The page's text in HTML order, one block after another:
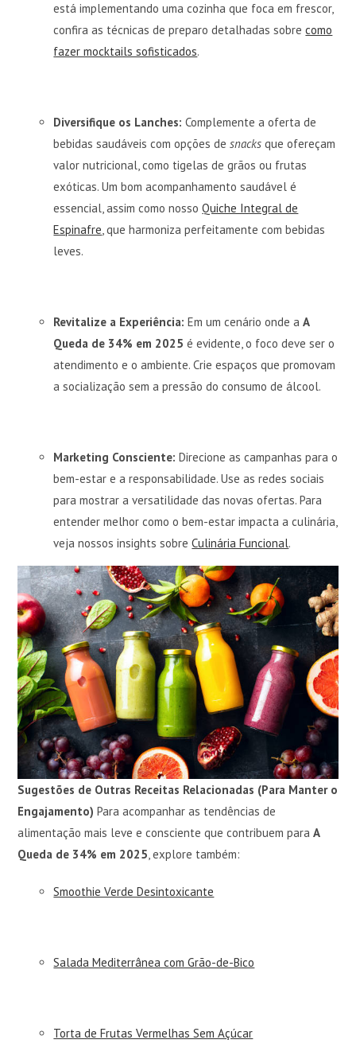
está implementando uma cozinha que foca em frescor,
confira as técnicas de preparo detalhadas sobrecomo
fazer mocktails sofisticados.
Diversifique os Lanches: Complemente a oferta de
bebidas saudáveis com opções desnacks que ofereçam
valor nutricional, como tigelas de grãos ou frutas
exóticas. Um bom acompanhamento saudável é
essencial, assim como nossoQuiche Integral de
Espinafre , que harmoniza perfeitamente com bebidas
leves.
Revitalize a Experiência: Em um cenário onde aA
Queda de 34% em 2025 é evidente, o foco deve ser o
atendimento e o ambiente. Crie espaços que promovam
a socialização sem a pressão do consumo de álcool.
Marketing Consciente: Direcione as campanhas para o
bem-estar e a responsabilidade. Use as redes sociais
para mostrar a versatilidade das novas ofertas. Para
entender melhor como o bem-estar impacta a culinária,
veja nossos insights sobreCulinária Funcional.
Sugestões de Outras Receitas Relacionadas (Para Manter o
Engajamento) Para acompanhar as tendências de
alimentação mais leve e consciente que contribuem paraA
Queda de 34% em 2025, explore também:
Smoothie Verde Desintoxicante
Salada Mediterrânea com Grão-de-Bico
Torta de Frutas Vermelhas Sem Açúcar